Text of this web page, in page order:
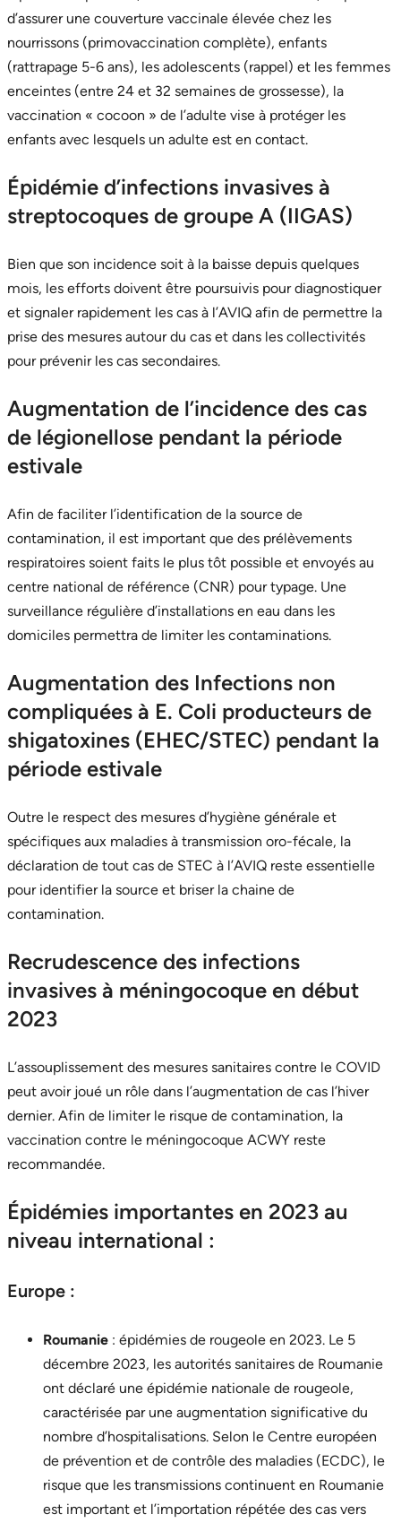
d’assurer une couverture vaccinale élevée chez les
nourrissons (primovaccination complète), enfants
(rattrapage 5-6 ans), les adolescents (rappel) et les femmes
enceintes (entre 24 et 32 semaines de grossesse), la
vaccination « cocoon » de l’adulte vise à protéger les
enfants avec lesquels un adulte est en contact.
Épidémie d’infections invasives à
streptocoques de groupe A (IIGAS)
Bien que son incidence soit à la baisse depuis quelques
mois, les efforts doivent être poursuivis pour diagnostiquer
et signaler rapidement les cas à l’AVIQ afin de permettre la
prise des mesures autour du cas et dans les collectivités
pour prévenir les cas secondaires.
Augmentation de l’incidence des cas
de légionellose pendant la période
estivale
Afin de faciliter l’identification de la source de
contamination, il est important que des prélèvements
respiratoires soient faits le plus tôt possible et envoyés au
centre national de référence (CNR) pour typage. Une
surveillance régulière d’installations en eau dans les
domiciles permettra de limiter les contaminations.
Augmentation des Infections non
compliquées à E. Coli producteurs de
shigatoxines (EHEC/STEC) pendant la
période estivale
Outre le respect des mesures d’hygiène générale et
spécifiques aux maladies à transmission oro-fécale, la
déclaration de tout cas de STEC à l’AVIQ reste essentielle
pour identifier la source et briser la chaine de
contamination.
Recrudescence des infections
invasives à méningocoque en début
2023
L’assouplissement des mesures sanitaires contre le COVID
peut avoir joué un rôle dans l’augmentation de cas l’hiver
dernier. Afin de limiter le risque de contamination, la
vaccination contre le méningocoque ACWY reste
recommandée.
Épidémies importantes en 2023 au
niveau international :
Europe :
Roumanie : épidémies de rougeole en 2023. Le 5
décembre 2023, les autorités sanitaires de Roumanie
ont déclaré une épidémie nationale de rougeole,
caractérisée par une augmentation significative du
nombre d’hospitalisations. Selon le Centre européen
de prévention et de contrôle des maladies (ECDC), le
risque que les transmissions continuent en Roumanie
est important et l’importation répétée des cas vers